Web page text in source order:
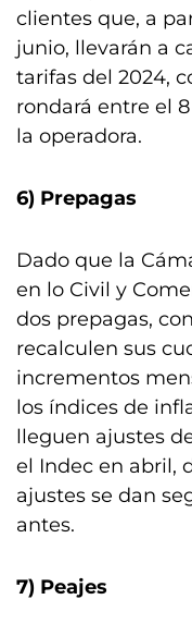
clientes que, a
junio, llevarán a
tarifas del 2024,
rondará entre el
la operadora.
6) Prepagas
Dado que la
en lo Civil y
dos prepagas,
recalculen sus
incrementos
los índices de
lleguen ajustes
el Indec en abril,
ajustes se dan
antes.
7) Peajes